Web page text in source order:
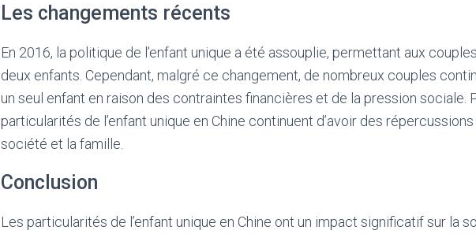
Les changements récents
En 2016, la politique de l’enfant unique a été assouplie, permettant aux
deux enfants. Cependant, malgré ce changement, de nombreux couples
un seul enfant en raison des contraintes financières et de la pression sociale.
particularités de l’enfant unique en Chine continuent d’avoir des
société et la famille.
Conclusion
Les particularités de l’enfant unique en Chine ont un impact significatif sur la